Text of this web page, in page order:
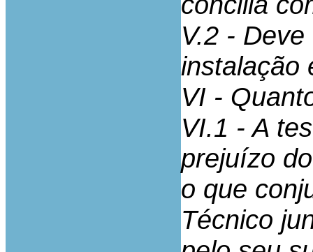
V.2 -
instalação
VI -
VI.1 - A
prejuízo
o que
Técnico